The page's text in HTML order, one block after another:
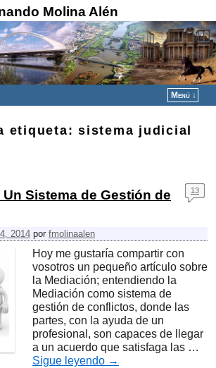
Molina Alén
Menú ↓
etiqueta:sistema judicial
Sistema de Gestión de
2014 por fmolinaalen
13
Hoy me gustaría compartir con
vosotros un pequeño artículo sobre
la Mediación; entendiendo la
Mediación como sistema de
gestión de conflictos, donde las
partes, con la ayuda de un
profesional, son capaces de llegar
a un acuerdo que satisfaga las …
Sigue leyendo →